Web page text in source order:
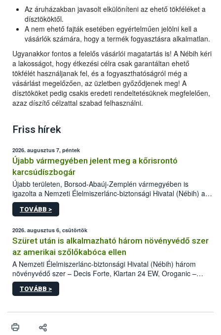
Az áruházakban javasolt elkülöníteni az ehető tökféléket a
dísztököktől.
A nem ehető fajták esetében egyértelműen jelölni kell a
vásárlók számára, hogy a termék fogyasztásra alkalmatlan.
Ugyanakkor fontos a felelős vásárlói magatartás is! A Nébih kéri
a lakosságot, hogy étkezési célra csak garantáltan ehető
tökfélét használjanak fel, és a fogyaszthatóságról még a
vásárlást megelőzően, az üzletben győződjenek meg! A
dísztököket pedig csakis eredeti rendeltetésüknek megfelelően,
azaz díszítő célzattal szabad felhasználni.
Friss hírek
2026. augusztus 7, péntek
Újabb vármegyében jelent meg a kőrisrontó
karcsúdíszbogár
Újabb területen, Borsod-Abaúj-Zemplén vármegyében is
igazolta a Nemzeti Élelmiszerlánc-biztonsági Hivatal (Nébih) a
kőrisrontó karcsúdíszbogár (Agrilus planipennis) jelenlétét. A
kártevőt nem csak színcsapdában találták meg, de már fertőzött
az intenzív felderítést, emellett az intézkedéseket a szlovák
hatósággal is összehangolják a terjedés megállítása érdekében.
TOVÁBB >
2026. augusztus 6, csütörtök
Szüret után is alkalmazható három növényvédő szer
az amerikai szőlőkabóca ellen
A Nemzeti Élelmiszerlánc-biztonsági Hivatal (Nébih) három
növényvédő szer – Decis Forte, Klartan 24 EW, Oroganic –
engedélyokiratát módosította, így azok a szüretet követően,
egészen a vesszőérettség (BBCH 91) stádiumáig
érésű szőlőkben is legyen lehetőség a károsító elleni további
felhasználók számára is elérhető és ökológiai termesztésben is
TOVÁBB >